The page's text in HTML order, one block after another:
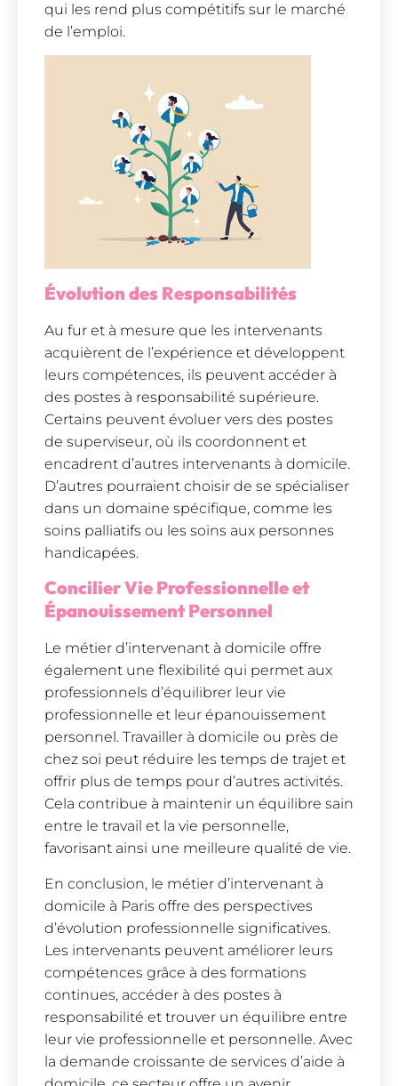
qui les rend plus compétitifs sur le marché
de l’emploi.
Évolution des Responsabilités
Au fur et à mesure que les intervenants
acquièrent de l’expérience et développent
leurs compétences, ils peuvent accéder à
des postes à responsabilité supérieure.
Certains peuvent évoluer vers des postes
de superviseur, où ils coordonnent et
encadrent d’autres intervenants à domicile.
D’autres pourraient choisir de se spécialiser
dans un domaine spécifique, comme les
soins palliatifs ou les soins aux personnes
handicapées.
Concilier Vie Professionnelle et
Épanouissement Personnel
Le métier d’intervenant à domicile offre
également une flexibilité qui permet aux
professionnels d’équilibrer leur vie
professionnelle et leur épanouissement
personnel. Travailler à domicile ou près de
chez soi peut réduire les temps de trajet et
offrir plus de temps pour d’autres activités.
Cela contribue à maintenir un équilibre sain
entre le travail et la vie personnelle,
favorisant ainsi une meilleure qualité de vie.
En conclusion, le métier d’intervenant à
domicile à Paris offre des perspectives
d’évolution professionnelle significatives.
Les intervenants peuvent améliorer leurs
compétences grâce à des formations
continues, accéder à des postes à
responsabilité et trouver un équilibre entre
leur vie professionnelle et personnelle. Avec
la demande croissante de services d’aide à